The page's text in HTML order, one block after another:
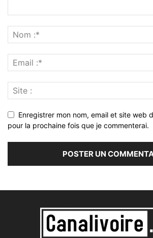
Enregistrer mon nom, email et site web
pour la prochaine fois que je commenterai.